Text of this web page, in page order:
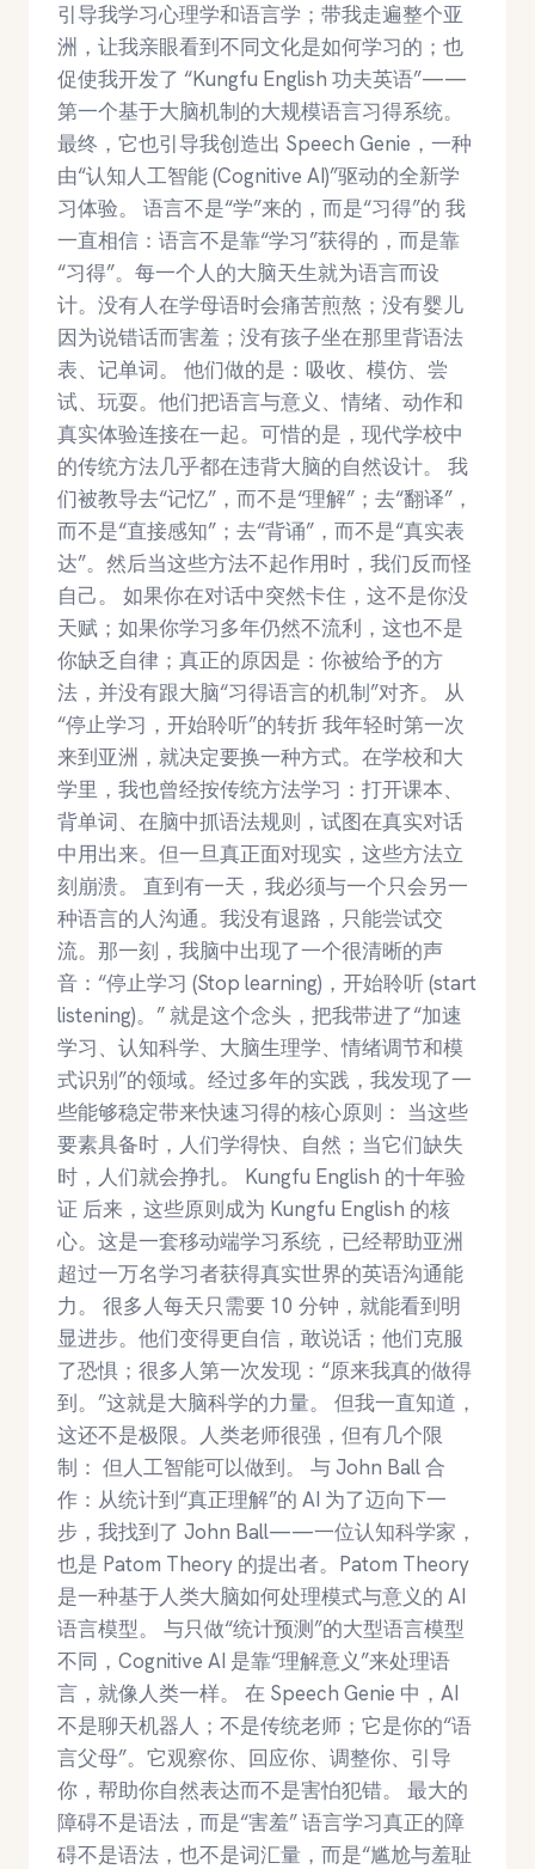
引导我学习心理学和语言学；带我走遍整个亚
洲，让我亲眼看到不同文化是如何学习的；也
促使我开发了 “Kungfu English 功夫英语”——
第一个基于大脑机制的大规模语言习得系统。
最终，它也引导我创造出 Speech Genie，一种
由“认知人工智能 (Cognitive AI)”驱动的全新学
习体验。 语言不是“学”来的，而是“习得”的 我
一直相信：语言不是靠“学习”获得的，而是靠
“习得”。每一个人的大脑天生就为语言而设
计。没有人在学母语时会痛苦煎熬；没有婴儿
因为说错话而害羞；没有孩子坐在那里背语法
表、记单词。 他们做的是：吸收、模仿、尝
试、玩耍。他们把语言与意义、情绪、动作和
真实体验连接在一起。可惜的是，现代学校中
的传统方法几乎都在违背大脑的自然设计。 我
们被教导去“记忆”，而不是“理解”；去“翻译”，
而不是“直接感知”；去“背诵”，而不是“真实表
达”。然后当这些方法不起作用时，我们反而怪
自己。 如果你在对话中突然卡住，这不是你没
天赋；如果你学习多年仍然不流利，这也不是
你缺乏自律；真正的原因是：你被给予的方
法，并没有跟大脑“习得语言的机制”对齐。 从
“停止学习，开始聆听”的转折 我年轻时第一次
来到亚洲，就决定要换一种方式。在学校和大
学里，我也曾经按传统方法学习：打开课本、
背单词、在脑中抓语法规则，试图在真实对话
中用出来。但一旦真正面对现实，这些方法立
刻崩溃。 直到有一天，我必须与一个只会另一
种语言的人沟通。我没有退路，只能尝试交
流。那一刻，我脑中出现了一个很清晰的声
音：“停止学习 (Stop learning)，开始聆听 (start
listening)。” 就是这个念头，把我带进了“加速
学习、认知科学、大脑生理学、情绪调节和模
式识别”的领域。经过多年的实践，我发现了一
些能够稳定带来快速习得的核心原则： 当这些
要素具备时，人们学得快、自然；当它们缺失
时，人们就会挣扎。 Kungfu English 的十年验
证 后来，这些原则成为 Kungfu English 的核
心。这是一套移动端学习系统，已经帮助亚洲
超过一万名学习者获得真实世界的英语沟通能
力。 很多人每天只需要 10 分钟，就能看到明
显进步。他们变得更自信，敢说话；他们克服
了恐惧；很多人第一次发现：“原来我真的做得
到。”这就是大脑科学的力量。 但我一直知道，
这还不是极限。人类老师很强，但有几个限
制： 但人工智能可以做到。 与 John Ball 合
作：从统计到“真正理解”的 AI 为了迈向下一
步，我找到了 John Ball——一位认知科学家，
也是 Patom Theory 的提出者。Patom Theory
是一种基于人类大脑如何处理模式与意义的 AI
语言模型。 与只做“统计预测”的大型语言模型
不同，Cognitive AI 是靠“理解意义”来处理语
言，就像人类一样。 在 Speech Genie 中，AI
不是聊天机器人；不是传统老师；它是你的“语
言父母”。它观察你、回应你、调整你、引导
你，帮助你自然表达而不是害怕犯错。 最大的
障碍不是语法，而是“害羞” 语言学习真正的障
碍不是语法，也不是词汇量，而是“尴尬与羞耻